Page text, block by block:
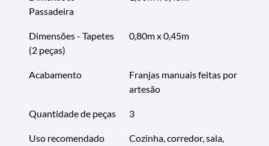
Passadeira
Dimensões - Tapetes
(2 peças)
0,80m x 0,45m
Acabamento
Franjas manuais feitas por
artesão
Quantidade de peças 3
Uso recomendado
Cozinha, corredor, sala,